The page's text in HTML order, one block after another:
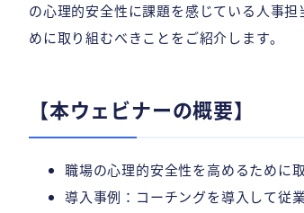
の心理的安全性に課題を感じている人事
めに取り組むべきことをご紹介します。
【本ウェビナーの概要】
職場の心理的安全性を高めるために
導入事例：コーチングを導入して従